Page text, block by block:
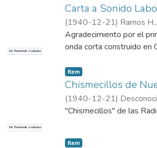
No Thumbnail Available
Carta a Sonido
(1940-12-21) Ramos
Agradecimiento por el
onda corta construido en
No Thumbnail Available
Item
Chismecillos de
(1940-12-21)
"Chismecillos" de las
Item